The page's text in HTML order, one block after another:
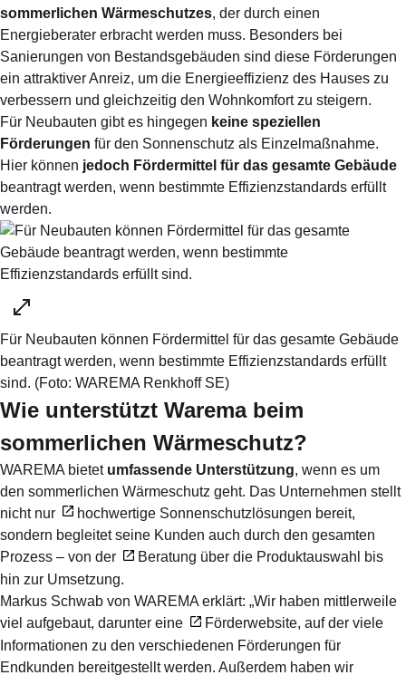
sommerlichen Wärmeschutzes, der durch einen
Energieberater erbracht werden muss. Besonders bei
Sanierungen von Bestandsgebäuden sind diese Förderungen
ein attraktiver Anreiz, um die Energieeffizienz des Hauses zu
verbessern und gleichzeitig den Wohnkomfort zu steigern.
Für Neubauten gibt es hingegen keine speziellen
Förderungen für den Sonnenschutz als Einzelmaßnahme.
Hier können jedoch Fördermittel für das gesamte Gebäude
beantragt werden, wenn bestimmte Effizienzstandards erfüllt
werden.
Für Neubauten können Fördermittel für das gesamte Gebäude
beantragt werden, wenn bestimmte Effizienzstandards erfüllt
sind. (Foto: WAREMA Renkhoff SE)
Wie unterstützt Warema beim
sommerlichen Wärmeschutz?
WAREMA bietet umfassende Unterstützung, wenn es um
den sommerlichen Wärmeschutz geht. Das Unternehmen stellt
nicht nur
hochwertige Sonnenschutzlösungen bereit,
sondern begleitet seine Kunden auch durch den gesamten
Prozess – von der
Beratung über die Produktauswahl bis
hin zur Umsetzung.
Markus Schwab von WAREMA erklärt: „Wir haben mittlerweile
viel aufgebaut, darunter eine
Förderwebsite, auf der viele
Informationen zu den verschiedenen Förderungen für
Endkunden bereitgestellt werden. Außerdem haben wir